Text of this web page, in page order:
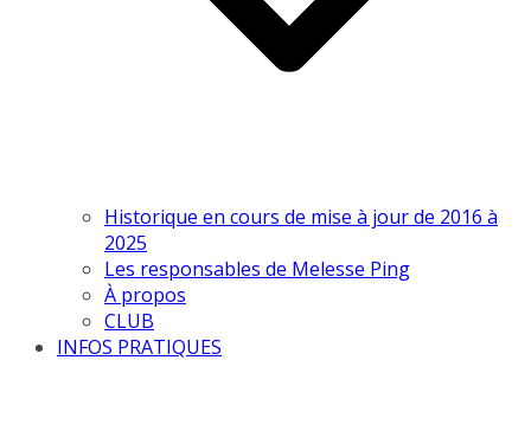
Historique en cours de mise à jour de 2016 à
2025
Les responsables de Melesse Ping
À propos
CLUB
INFOS PRATIQUES